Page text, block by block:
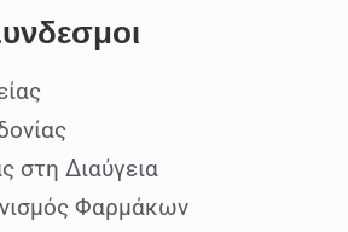
στη Διαύγεια
Φαρμάκων